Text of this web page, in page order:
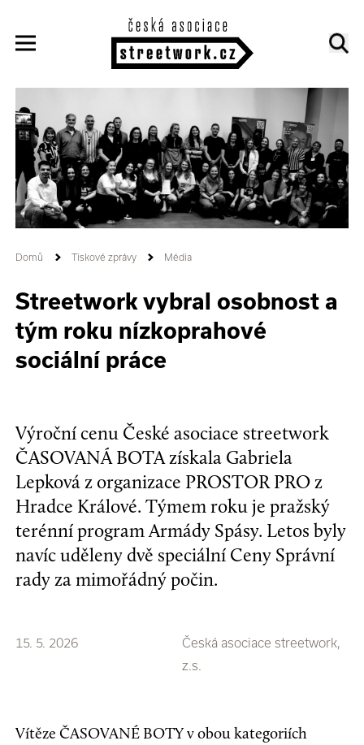
Domů Tiskové zprávy Média
Streetwork vybral osobnost a
tým roku nízkoprahové
sociální práce
Výroční cenu České asociace streetwork
ČASOVANÁ BOTA získala Gabriela
Lepková z organizace PROSTOR PRO z
Hradce Králové. Týmem roku je pražský
terénní program Armády Spásy. Letos byly
navíc uděleny dvě speciální Ceny Správní
rady za mimořádný počin.
15. 5. 2026
Česká asociace streetwork,
z.s.
Vítěze ČASOVANÉ BOTY v obou kategoriích